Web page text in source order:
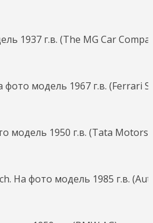
1937 г.в. (The MG Car
фото модель 1967 г.в. (Ferrari
модель 1950 г.в. (Tata Motors)
На фото модель 1985 г.в.